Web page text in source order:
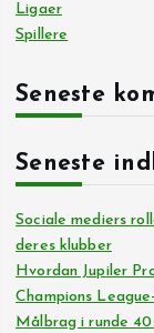
Ligaer
Spillere
Seneste
Seneste
Sociale mediers
deres klubber
Hvordan Jupiler
Champions
Målbrag i runde